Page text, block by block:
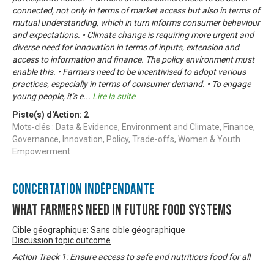
connected, not only in terms of market access but also in terms of
mutual understanding, which in turn informs consumer behaviour
and expectations. • Climate change is requiring more urgent and
diverse need for innovation in terms of inputs, extension and
access to information and finance. The policy environment must
enable this. • Farmers need to be incentivised to adopt various
practices, especially in terms of consumer demand. • To engage
young people, it’s e... Lire la suite
Piste(s) d'Action: 2
Mots-clés : Data & Evidence, Environment and Climate, Finance,
Governance, Innovation, Policy, Trade-offs, Women & Youth
Empowerment
Concertation Indépendante
What Farmers Need in Future Food Systems
Cible géographique: Sans cible géographique
Discussion topic outcome
Action Track 1: Ensure access to safe and nutritious food for all